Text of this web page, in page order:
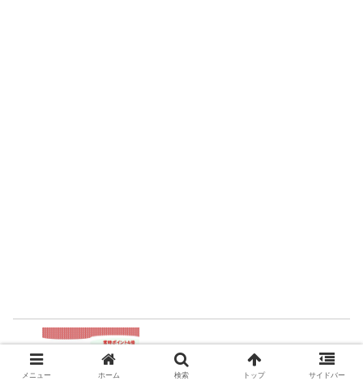
【常時ポイント４倍】楽天ゴールドカードの
損益分岐点は？
メニュー ホーム 検索 トップ サイドバー